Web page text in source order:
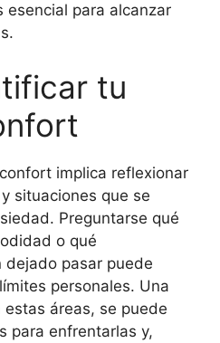
esencial para alcanzar
tu
implica reflexionar
situaciones que se
Preguntarse qué
o qué
pasar puede
personales. Una
áreas, se puede
para enfrentarlas y,